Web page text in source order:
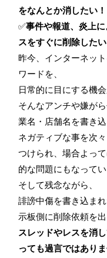
をなんとか消したい！
✅事件や報道、炎上
スをすぐに削除したい
昨今、インターネッ
ワードを、
日常的に目にする機会
そんなアンチや嫌が
業名・店舗名を書き込
ネガティブな事を次
つけられ、場合よっ
的な問題にもなってい
そして残念ながら、
誹謗中傷を書き込ま
示板側に削除依頼を出
スレッドやレスを消
っても過言ではありま